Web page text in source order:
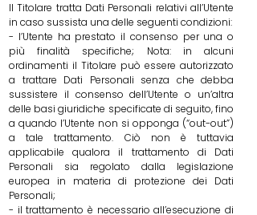
Il Titolare tratta Dati Personali relativi all’Utente
in caso sussista una delle seguenti condizioni:
- l’Utente ha prestato il consenso per una o
più finalità specifiche; Nota: in alcuni
ordinamenti il Titolare può essere autorizzato
a trattare Dati Personali senza che debba
sussistere il consenso dell’Utente o un’altra
delle basi giuridiche specificate di seguito, fino
a quando l’Utente non si opponga (“out-out”)
a tale trattamento. Ciò non è tuttavia
applicabile qualora il trattamento di Dati
Personali sia regolato dalla legislazione
europea in materia di protezione dei Dati
Personali;
- il trattamento è necessario all’esecuzione di